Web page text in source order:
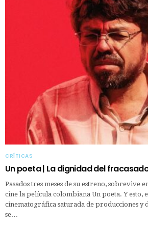
CRÍTICAS
Un poeta | La dignidad del
Pasados tres meses de su estreno, sobrevive
cine la película colombiana Un poeta. Y esto,
cinematográfica saturada de producciones y
se…